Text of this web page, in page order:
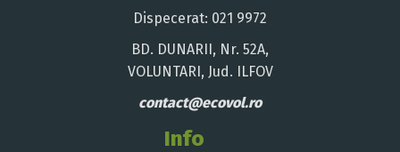
Dispecerat: 021 9972
BD. DUNARII, Nr. 52A,
VOLUNTARI, Jud. ILFOV
contact@ecovol.ro
Info